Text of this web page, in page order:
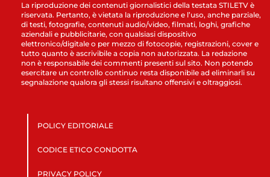
La riproduzione dei contenuti giornalistici della testata STILETV è
riservata. Pertanto, è vietata la riproduzione e l’uso, anche parziale,
di testi, fotografie, contenuti audio/video, filmati, loghi, grafiche
aziendali e pubblicitarie, con qualsiasi dispositivo
elettronico/digitale o per mezzo di fotocopie, registrazioni, cover e
tutto quanto è ascrivibile a copia non autorizzata. La redazione
non è responsabile dei commenti presenti sul sito. Non potendo
esercitare un controllo continuo resta disponibile ad eliminarli su
segnalazione qualora gli stessi risultano offensivi e oltraggiosi.
POLICY EDITORIALE
CODICE ETICO CONDOTTA
PRIVACY POLICY